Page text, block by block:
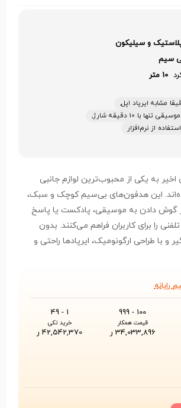
و سیلیکون
سیم
10 متر
مشابه ایرپاد اپل,
از نرم‌افزار
اخیر به یکی از محبوب‌ترین لوازم جانبی
این هدفون‌های بی‌سیم کوچک و سبک،
گوش دادن به موسیقی، پادکست یا پاسخ
را برای کاربران فراهم می‌کنند. بدون
با طراحی ارگونومیک، ایرپادها راحتی و
رایانه
100 - 999
قیمت همکار
34,033,896 ر
1 - 49
خرید تکی
42,542,370 ر